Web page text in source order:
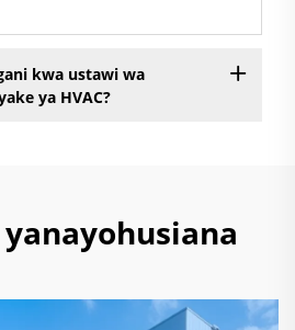
kwa ustawi wa
ya HVAC?